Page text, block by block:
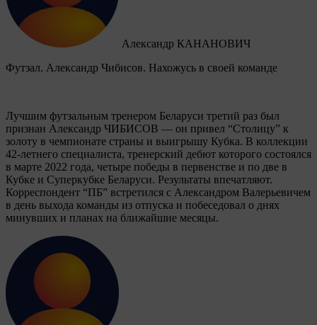
Александр КАНАНОВИЧ
Футзал. Александр Чибисов. Нахожусь в своей команде
Лучшим футзальным тренером Беларуси третий раз был
признан Александр ЧИБИСОВ — он привел “Столицу” к
золоту в чемпионате страны и выигрышу Кубка. В коллекции
42-летнего специалиста, тренерский дебют которого состоялся
в марте 2022 года, четыре победы в первенстве и по две в
Кубке и Суперкубке Беларуси. Результаты впечатляют.
Корреспондент “ПБ” встретился с Александром Валерьевичем
в день выхода команды из отпуска и побеседовал о днях
минувших и планах на ближайшие месяцы.